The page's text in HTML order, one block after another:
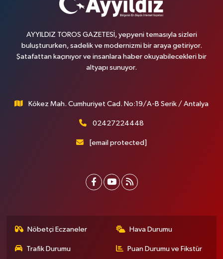
AYYILDIZ TOROS GAZETESİ, yepyeni temasıyla sizleri
buluştururken, sadelik ve modernizmi bir araya getiriyor.
Şatafattan kaçınıyor ve insanlara haber okuyabilecekleri bir
altyapı sunuyor.
Kökez Mah. Cumhuriyet Cad. No:19/A-B Serik / Antalya
02427224448
[email protected]
Nöbetçi Eczaneler Hava Durumu
Trafik Durumu Puan Durumu ve Fikstür